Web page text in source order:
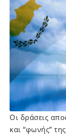
Οι δράσεις
και “φωνής”